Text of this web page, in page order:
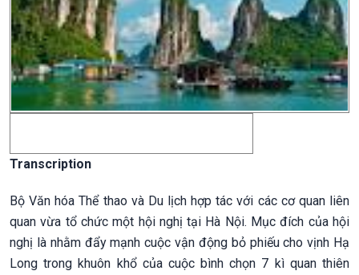
Transcription
Bộ Văn hóa Thể thao và Du lịch hợp tác với các cơ quan liên
quan vừa tổ chức một hội nghị tại Hà Nội. Mục đích của hội
nghị là nhằm đẩy mạnh cuộc vận động bỏ phiếu cho vịnh Hạ
Long trong khuôn khổ của cuộc bình chọn 7 kì quan thiên